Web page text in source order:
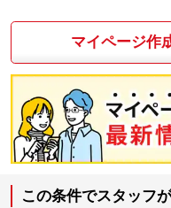
マイページ作
この条件でスタッフ